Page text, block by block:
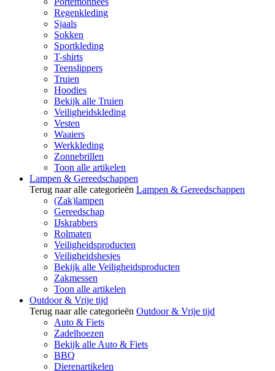
Regenkleding
Sjaals
Sokken
Sportkleding
T-shirts
Teenslippers
Truien
Hoodies
Bekijk alle Truien
Veiligheidskleding
Vesten
Waaiers
Werkkleding
Zonnebrillen
Toon alle artikelen
Lampen & Gereedschappen
Terug naar alle categorieën Lampen & Gereedschappen
(Zak)lampen
Gereedschap
IJskrabbers
Rolmaten
Veiligheidsproducten
Veiligheidshesjes
Bekijk alle Veiligheidsproducten
Zakmessen
Toon alle artikelen
Outdoor & Vrije tijd
Terug naar alle categorieën Outdoor & Vrije tijd
Auto & Fiets
Zadelhoezen
Bekijk alle Auto & Fiets
BBQ
Dierenartikelen